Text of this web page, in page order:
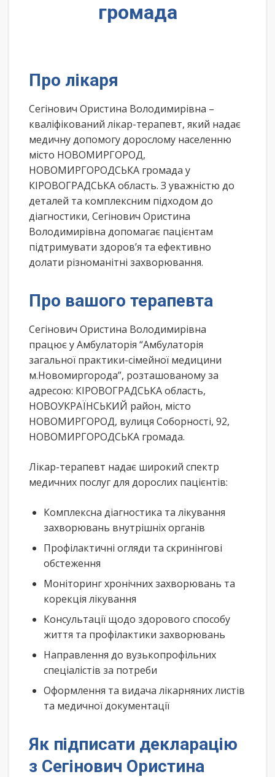
громада
Про лікаря
Сегінович Ористина Володимирівна –
кваліфікований лікар-терапевт, який надає
медичну допомогу дорослому населенню
місто НОВОМИРГОРОД,
НОВОМИРГОРОДСЬКА громада у
КІРОВОГРАДСЬКА область. З уважністю до
деталей та комплексним підходом до
діагностики, Сегінович Ористина
Володимирівна допомагає пацієнтам
підтримувати здоров’я та ефективно
долати різноманітні захворювання.
Про вашого терапевта
Сегінович Ористина Володимирівна
працює у Амбулаторія “Амбулаторія
загальної практики-сімейної медицини
м.Новомиргорода”, розташованому за
адресою: КІРОВОГРАДСЬКА область,
НОВОУКРАЇНСЬКИЙ район, місто
НОВОМИРГОРОД, вулиця Соборності, 92,
НОВОМИРГОРОДСЬКА громада.
Лікар-терапевт надає широкий спектр
медичних послуг для дорослих пацієнтів:
Комплексна діагностика та лікування
захворювань внутрішніх органів
Профілактичні огляди та скринінгові
обстеження
Моніторинг хронічних захворювань та
корекція лікування
Консультації щодо здорового способу
життя та профілактики захворювань
Направлення до вузькопрофільних
спеціалістів за потреби
Оформлення та видача лікарняних листів
та медичної документації
Як підписати декларацію
з Сегінович Ористина